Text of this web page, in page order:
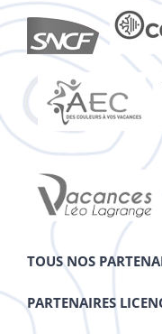
TOUS NOS
PARTENAIRES